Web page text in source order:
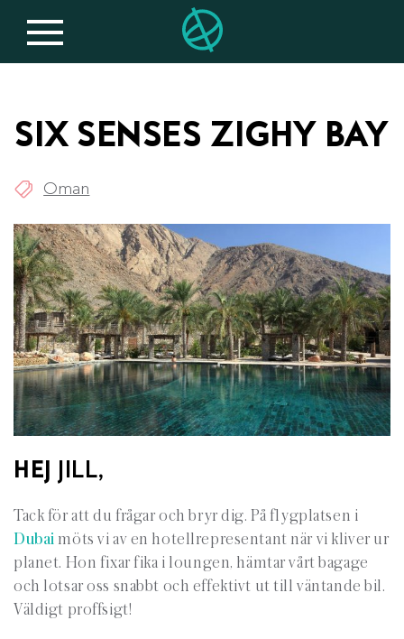
SIX SENSES ZIGHY BAY
Oman
HEJ JILL,
Tack för att du frågar och bryr dig. På flygplatsen i
Dubai möts vi av en hotellrepresentant när vi kliver ur
planet. Hon fixar fika i loungen, hämtar vårt bagage
och lotsar oss snabbt och effektivt ut till väntande bil.
Väldigt proffsigt!